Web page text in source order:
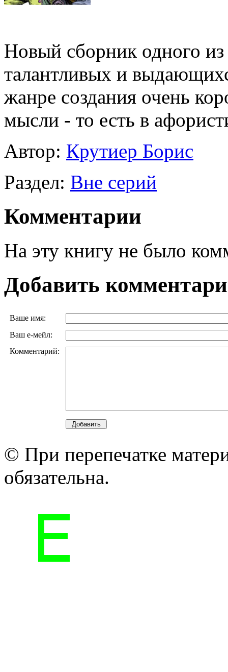
Новый сборник одного
талантливых и
жанре создания очень
мысли - то есть в
Автор: Крутиер Борис
Раздел: Вне серий
Комментарии
На эту книгу не было
Добавить
Ваше имя:
Ваш е-мейл:
Комментарий:
© При перепечатке
обязательна.